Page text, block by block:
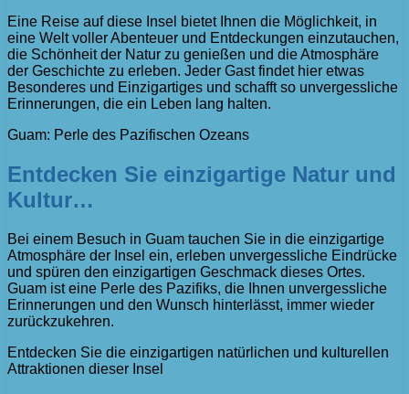
Eine Reise auf diese Insel bietet Ihnen die Möglichkeit, in
eine Welt voller Abenteuer und Entdeckungen einzutauchen,
die Schönheit der Natur zu genießen und die Atmosphäre
der Geschichte zu erleben. Jeder Gast findet hier etwas
Besonderes und Einzigartiges und schafft so unvergessliche
Erinnerungen, die ein Leben lang halten.
Guam: Perle des Pazifischen Ozeans
Entdecken Sie einzigartige Natur und
Kultur…
Bei einem Besuch in Guam tauchen Sie in die einzigartige
Atmosphäre der Insel ein, erleben unvergessliche Eindrücke
und spüren den einzigartigen Geschmack dieses Ortes.
Guam ist eine Perle des Pazifiks, die Ihnen unvergessliche
Erinnerungen und den Wunsch hinterlässt, immer wieder
zurückzukehren.
Entdecken Sie die einzigartigen natürlichen und kulturellen
Attraktionen dieser Insel